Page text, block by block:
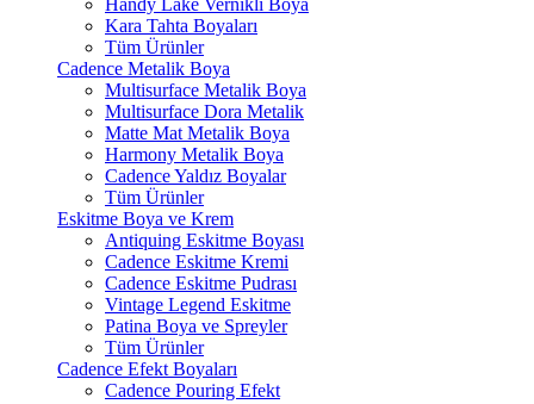
Handy Lake Vernikli Boya
Kara Tahta Boyaları
Tüm Ürünler
Cadence Metalik Boya
Multisurface Metalik Boya
Multisurface Dora Metalik
Matte Mat Metalik Boya
Harmony Metalik Boya
Cadence Yaldız Boyalar
Tüm Ürünler
Eskitme Boya ve Krem
Antiquing Eskitme Boyası
Cadence Eskitme Kremi
Cadence Eskitme Pudrası
Vintage Legend Eskitme
Patina Boya ve Spreyler
Tüm Ürünler
Cadence Efekt Boyaları
Cadence Pouring Efekt